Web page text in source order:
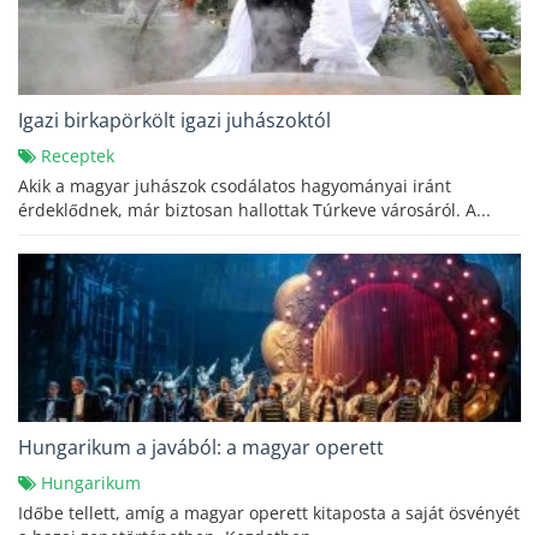
Igazi birkapörkölt igazi juhászoktól
Receptek
Akik a magyar juhászok csodálatos hagyományai iránt
érdeklődnek, már biztosan hallottak Túrkeve városáról. A...
Hungarikum a javából: a magyar operett
Hungarikum
Időbe tellett, amíg a magyar operett kitaposta a saját ösvényét